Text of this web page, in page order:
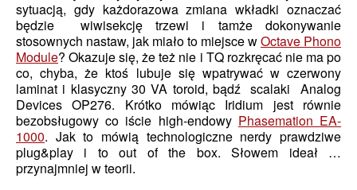
sytuacją, gdy każdorazowa zmiana wkładki oznaczać
będzie wiwisekcję trzewi i tamże dokonywanie
stosownych nastaw, jak miało to miejsce wOctave Phono
Module? Okazuje się, że też nie i TQ rozkręcać nie ma po
co, chyba, że ktoś lubuje się wpatrywać w czerwony
laminat i klasyczny 30 VA toroid, bądź scalaki Analog
Devices OP276. Krótko mówiąc Iridium jest równie
bezobsługowy co iście high-endowy Phasemation EA-
1000. Jak to mówią technologiczne nerdy prawdziwe
plug&play i to out of the box. Słowem ideał …
przynajmniej w teorii.